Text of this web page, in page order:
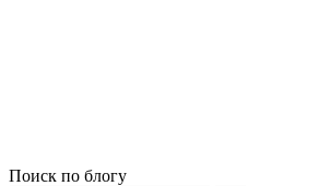
Поиск по блогу